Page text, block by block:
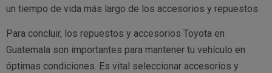
un tiempo de vida más largo de los accesorios y repuestos.
Para concluir, los repuestos y accesorios Toyota en
Guatemala son importantes para mantener tu vehículo en
óptimas condiciones. Es vital seleccionar accesorios y